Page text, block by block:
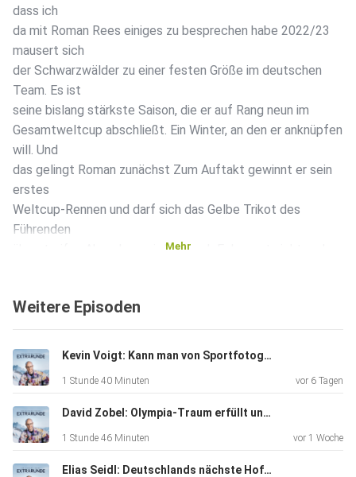
dass ich
da mit Roman Rees einiges zu besprechen habe 2022/23
mausert sich
der Schwarzwälder zu einer festen Größe im deutschen
Team. Es ist
seine bislang stärkste Saison, die er auf Rang neun im
Gesamtweltcup abschließt. Ein Winter, an den er anknüpfen
will. Und
das gelingt Roman zunächst️ Zum Auftakt gewinnt er sein
erstes
Weltcup-Rennen und darf sich das Gelbe Trikot des
Führenden
überstreifen Aber dann wird er krank Er kommt nicht mehr
Rennen. Was so
dieser Folge
erzählt mir Roman, wie es war einmal in Gelb zu laufen.
Welchen
großen Fehler hat er gemacht, dass er nicht mehr in Form
kam? Und
qualifizieren zu müssen? Zudem gibt es unerfreuliche News
Mehr
Weitere Episoden
Kevin Voigt: Kann man von Sportfotografie wirklich leben?
1 Stunde 40 Minuten vor 6 Tagen
David Zobel: Olympia-Traum erfüllt und am Ende trotzdem aussortiert.
1 Stunde 46 Minuten vor 1 Woche
Elias Seidl: Deutschlands nächste Hoffnung?